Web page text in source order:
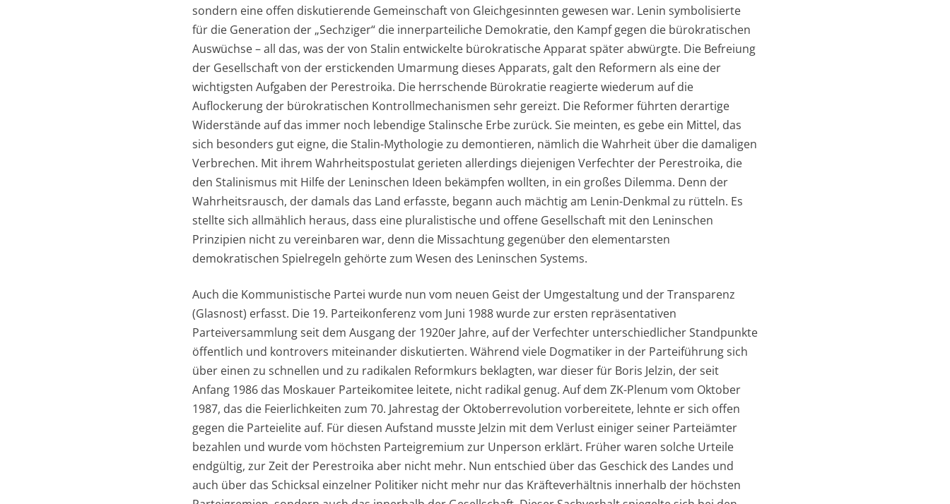
sondern eine offen diskutierende Gemeinschaft von Gleichgesinnten gewesen war. Lenin symbolisierte
für die Generation der „Sechziger“ die innerparteiliche Demokratie, den Kampf gegen die bürokratischen
Auswüchse – all das, was der von Stalin entwickelte bürokratische Apparat später abwürgte. Die Befreiung
der Gesellschaft von der erstickenden Umarmung dieses Apparats, galt den Reformern als eine der
wichtigsten Aufgaben der Perestroika. Die herrschende Bürokratie reagierte wiederum auf die
Auflockerung der bürokratischen Kontrollmechanismen sehr gereizt. Die Reformer führten derartige
Widerstände auf das immer noch lebendige Stalinsche Erbe zurück. Sie meinten, es gebe ein Mittel, das
sich besonders gut eigne, die Stalin-Mythologie zu demontieren, nämlich die Wahrheit über die damaligen
Verbrechen. Mit ihrem Wahrheitspostulat gerieten allerdings diejenigen Verfechter der Perestroika, die
den Stalinismus mit Hilfe der Leninschen Ideen bekämpfen wollten, in ein großes Dilemma. Denn der
Wahrheitsrausch, der damals das Land erfasste, begann auch mächtig am Lenin-Denkmal zu rütteln. Es
stellte sich allmählich heraus, dass eine pluralistische und offene Gesellschaft mit den Leninschen
Prinzipien nicht zu vereinbaren war, denn die Missachtung gegenüber den elementarsten
demokratischen Spielregeln gehörte zum Wesen des Leninschen Systems.
Auch die Kommunistische Partei wurde nun vom neuen Geist der Umgestaltung und der Transparenz
(Glasnost) erfasst. Die 19. Parteikonferenz vom Juni 1988 wurde zur ersten repräsentativen
Parteiversammlung seit dem Ausgang der 1920er Jahre, auf der Verfechter unterschiedlicher Standpunkte
öffentlich und kontrovers miteinander diskutierten. Während viele Dogmatiker in der Parteiführung sich
über einen zu schnellen und zu radikalen Reformkurs beklagten, war dieser für Boris Jelzin, der seit
Anfang 1986 das Moskauer Parteikomitee leitete, nicht radikal genug. Auf dem ZK-Plenum vom Oktober
1987, das die Feierlichkeiten zum 70. Jahrestag der Oktoberrevolution vorbereitete, lehnte er sich offen
gegen die Parteielite auf. Für diesen Aufstand musste Jelzin mit dem Verlust einiger seiner Parteiämter
bezahlen und wurde vom höchsten Parteigremium zur Unperson erklärt. Früher waren solche Urteile
endgültig, zur Zeit der Perestroika aber nicht mehr. Nun entschied über das Geschick des Landes und
auch über das Schicksal einzelner Politiker nicht mehr nur das Kräfteverhältnis innerhalb der höchsten